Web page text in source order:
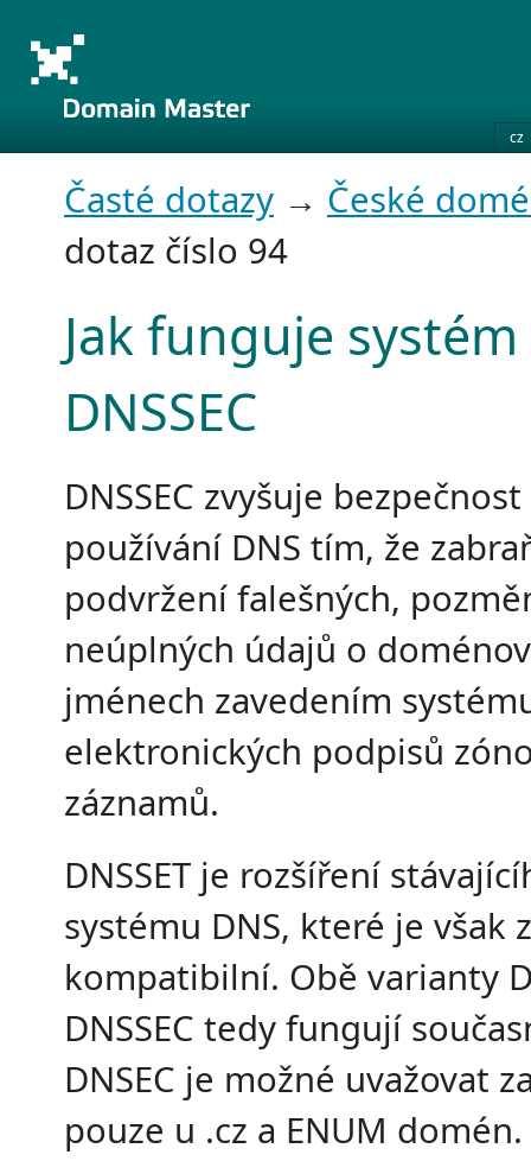
cz
Časté dotazy → České
dotaz číslo 94
Jak funguje systém
DNSSEC
DNSSEC zvyšuje
používání DNS tím, že
podvržení falešných,
neúplných údajů o
jménech zavedením
elektronických podpisů
záznamů.
DNSSET je rozšíření
systému DNS, které je však
kompatibilní. Obě varianty
DNSSEC tedy fungují
DNSEC je možné uvažovat
pouze u .cz a ENUM domén.